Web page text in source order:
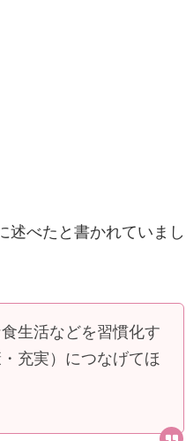
述べたと書かれていまし
生活などを習慣化す
充実）につなげてほ